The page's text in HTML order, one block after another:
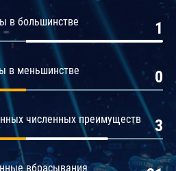
в большинстве 1
в меньшинстве 0
численных преимуществ 3
вбрасывания